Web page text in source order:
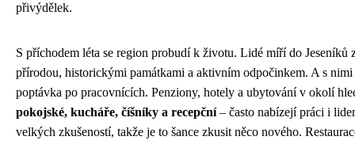
přivýdělek.
S příchodem léta se region probudí k životu. Lidé míří do Jeseníků
přírodou, historickými památkami a aktivním odpočinkem. A s
poptávka po pracovnících. Penziony, hotely a ubytování v okolí
pokojské, kucháře, číšníky a recepční– často nabízejí práci i
velkých zkušeností, takže je to šance zkusit něco nového.